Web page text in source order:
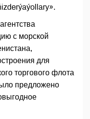
с морской
для
торгового флота
предложено